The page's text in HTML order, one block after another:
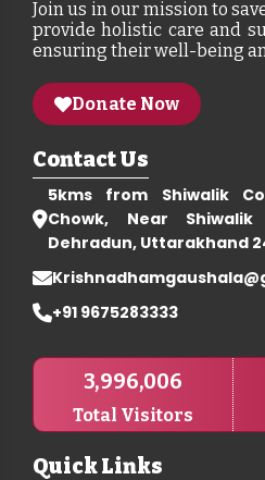
Join us in our mission to
provide holistic care and
ensuring their well-being
Donate Now
Contact Us
5kms from Shiwalik
Chowk, Near Shiwalik
Dehradun, Uttarakhand
+91 9675283333
3,996,006
Total Visitors
Quick Links